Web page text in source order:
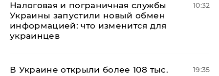
Налоговая и пограничная службы
Украины запустили новый обмен
информацией: что изменится для
украинцев
10:32
В Украине открыли более 108 тыс.
19:35